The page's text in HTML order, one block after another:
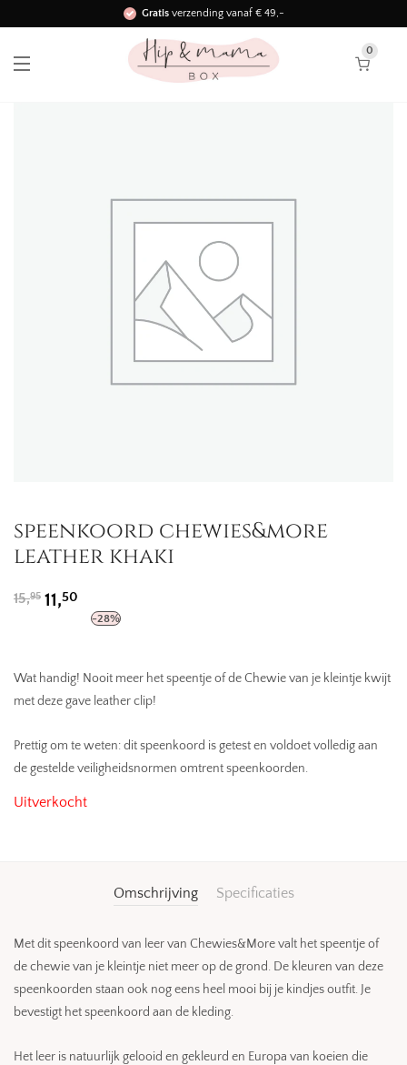
Gratisverzending vanaf € 49,-
Binnen 3 werkdagen in huis!
0
speenkoord chewies&more
leather khaki
15,95 Oorspronkelijke
prijs
11,50
prijs
-28%
Wat handig! Nooit meer het speentje of de Chewie van je kleintje kwijt
met deze gave leather clip!
Prettig om te weten: dit speenkoord is getest en voldoet volledig aan
de gestelde veiligheidsnormen omtrent speenkoorden.
Uitverkocht
Omschrijving Specificaties
Met dit speenkoord van leer van Chewies&More valt het speentje of
de chewie van je kleintje niet meer op de grond. De kleuren van deze
speenkoorden staan ook nog eens heel mooi bij je kindjes outfit. Je
bevestigt het speenkoord aan de kleding.
Het leer is natuurlijk gelooid en gekleurd en Europa van koeien die